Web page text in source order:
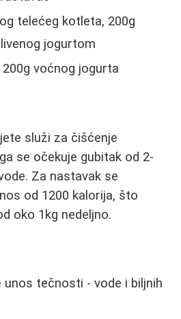
telećeg kotleta, 200g
jogurtom
200g voćnog jogurta
služi za čišćenje
se očekuje gubitak od 2-
Za nastavak se
od 1200 kalorija, što
oko 1kg nedeljno.
unos tečnosti - vode i biljnih